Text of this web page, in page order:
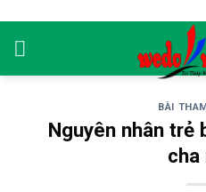
content
BÀI
Nguyên nhân trẻ
cha